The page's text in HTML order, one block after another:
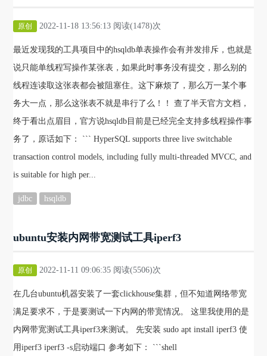
原创 2022-11-18 13:56:13 阅读(1478)次
最近发现我的工具项目中的hsqldb单表操作会有并发排斥，也就是
说只能单线程写操作某张表，如果此时事务没有提交，那么别的
线程连读取这张表都会被阻塞住。这下麻烦了，那么万一某个事
务大一点，那么这张表不就是串行了么！！ 查了半天官方文档，
终于看出点眉目，官方说hsqldb目前是已经完全支持多线程操作事
务了，原话如下： ``` HyperSQL supports three live switchable
transaction control models, including fully multi-threaded MVCC, and
is suitable for high per...
jdbc hsqldb
ubuntu安装内网带宽测试工具iperf3
原创 2022-11-11 09:06:35 阅读(5506)次
在几台ubuntu机器安装了一套clickhouse集群，但不知道网络带宽
满足要求不，于是要测试一下内网的带宽情况。 这里我使用的是
内网带宽测试工具iperf3来测试。 先安装 sudo apt install iperf3 使
用iperf3 iperf3 -s启动端口 参考如下： ```shell